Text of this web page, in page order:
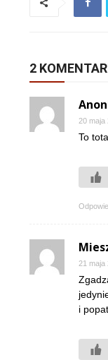
2
20 maja
To
21 maja
i